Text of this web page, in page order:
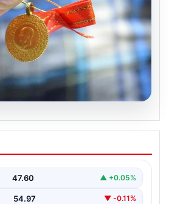
8 Nisan 2026: Altın
oldu? Gram, çeyrek,
47.60 ▲ +0.05%
54.97 ▼ -0.11%